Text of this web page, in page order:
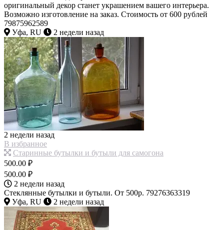
оригинальный декор станет украшением вашего интерьера.
Возможно изготовление на заказ. Стоимость от 600 рублей
79875962589
Уфа, RU
2 недели назад
2 недели назад
В избранное
Старинные бутылки и бутыли для самогона
500.00 ₽
500.00 ₽
2 недели назад
Стеклянные бутылки и бутыли. От 500р. 79276363319
Уфа, RU
2 недели назад